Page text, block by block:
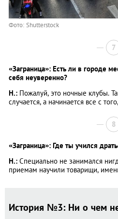
Фото: Shutterstock
7
«Заграница»: Есть ли в городе
себя неуверенно?
Н.: Пожалуй, это ночные клубы.
случается, а начинается все с
8
«Заграница»: Где ты учился
Н.: Специально не занимался
приемам научили товарищи,
История №3: Ни о чем